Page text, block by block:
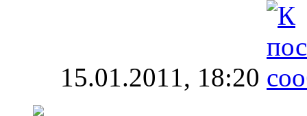
15.01.2011, 18:20